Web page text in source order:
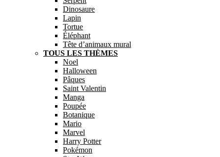
Dinosaure
Lapin
Tortue
Éléphant
Tête d’animaux mural
TOUS LES THÈMES
Noel
Halloween
Pâques
Saint Valentin
Manga
Poupée
Botanique
Mario
Marvel
Harry Potter
Pokémon